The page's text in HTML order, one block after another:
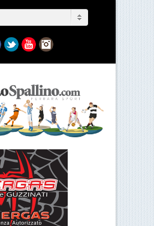
Facebook
TwitterYouTubeInstagram